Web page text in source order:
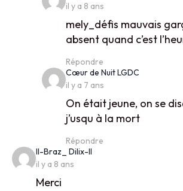
il y a 8 ans
mely_défis mauvais
absent quand c’est
Répondre
Cœur de Nuit LGDC
il y a 7 ans
On était jeune, on se
j’usqu à la mort
Répondre
II-Braz_ Dilix-II
il y a 8 ans
Merci